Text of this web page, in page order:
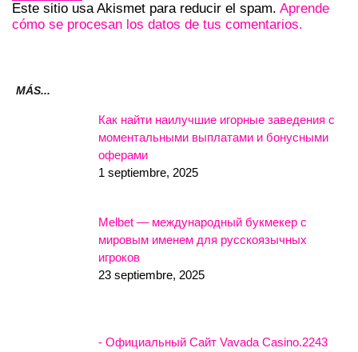
Este sitio usa Akismet para reducir el spam. Aprende
cómo se procesan los datos de tus comentarios.
MÁS...
Как найти наилучшие игорные заведения с
моментальными выплатами и бонусными
оферами
1 septiembre, 2025
Melbet — международный букмекер с
мировым именем для русскоязычных
игроков
23 septiembre, 2025
- Официальный Сайт Vavada Casino.2243